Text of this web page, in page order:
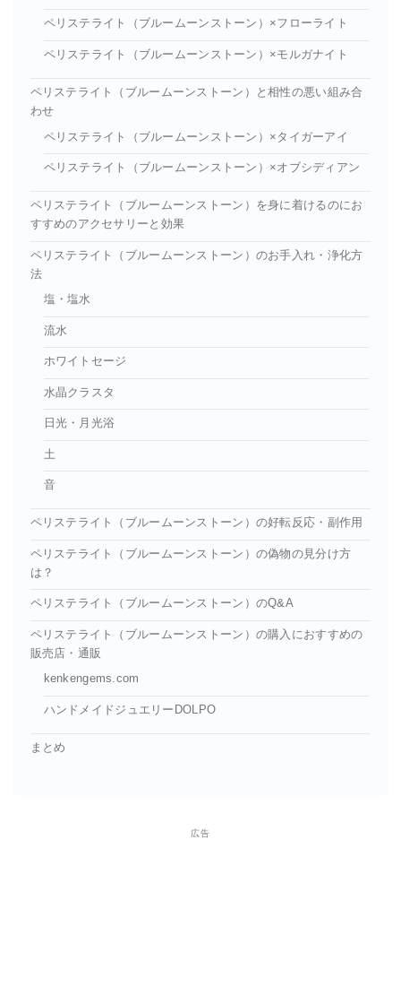
ペリステライト（ブルームーンストーン）×フローライト
ペリステライト（ブルームーンストーン）×モルガナイト
ペリステライト（ブルームーンストーン）と相性の悪い組み合
わせ
ペリステライト（ブルームーンストーン）×タイガーアイ
ペリステライト（ブルームーンストーン）×オブシディアン
ペリステライト（ブルームーンストーン）を身に着けるのにお
すすめのアクセサリーと効果
ペリステライト（ブルームーンストーン）のお手入れ・浄化方
法
塩・塩水
流水
ホワイトセージ
水晶クラスタ
日光・月光浴
土
音
ペリステライト（ブルームーンストーン）の好転反応・副作用
ペリステライト（ブルームーンストーン）の偽物の見分け方
は？
ペリステライト（ブルームーンストーン）のQ&A
ペリステライト（ブルームーンストーン）の購入におすすめの
販売店・通販
kenkengems.com
ハンドメイドジュエリーDOLPO
まとめ
広告